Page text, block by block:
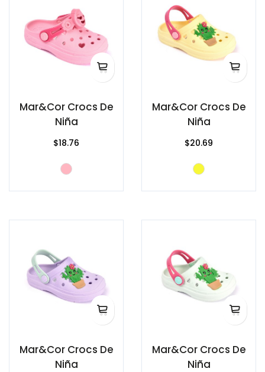
Mar&Cor Crocs De
Niña
$18.76
Mar&Cor Crocs De
Niña
$20.69
Mar&Cor Crocs De
Niña
Mar&Cor Crocs De
Niña